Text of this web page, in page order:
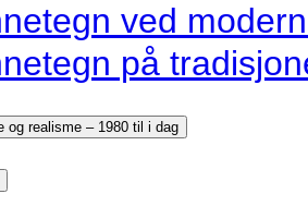
ved
på
og realisme – 1980 til i dag